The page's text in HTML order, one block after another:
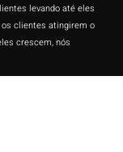
levando até eles
clientes atingirem o
crescem, nós